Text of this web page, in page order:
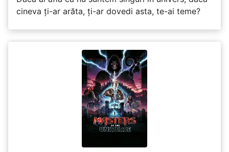
cineva ți-ar arăta, ți-ar dovedi asta, te-ai teme?